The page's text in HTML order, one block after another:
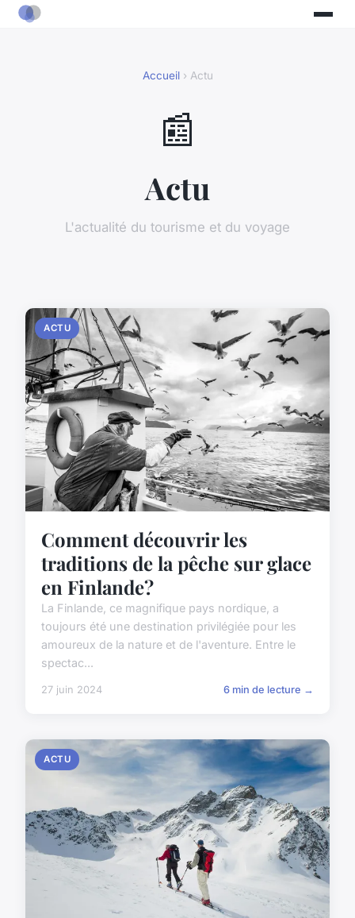
Accueil› Actu
📰
Actu
L'actualité du tourisme et du voyage
ACTU
Comment découvrir les
traditions de la pêche sur glace
en Finlande?
La Finlande, ce magnifique pays nordique, a
toujours été une destination privilégiée pour les
amoureux de la nature et de l'aventure. Entre le
spectac...
27 juin 2024 6 min de lecture →
ACTU